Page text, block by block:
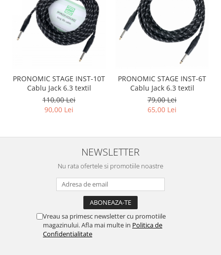
PRONOMIC STAGE INST-10T
Cablu Jack 6.3 textil
110,00 Lei
90,00 Lei
PRONOMIC STAGE INST-6T
Cablu Jack 6.3 textil
79,00 Lei
65,00 Lei
NEWSLETTER
Nu rata ofertele si promotiile noastre
Vreau sa primesc newsletter cu promotiile
magazinului. Afla mai multe in Politica de
Confidentialitate